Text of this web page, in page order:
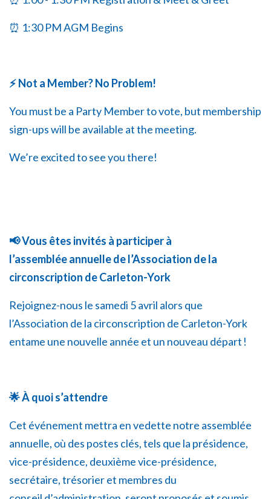
⏰ 1:30 PM AGM Begins
⚡ Not a Member? No Problem!
You must be a Party Member to vote, but membership
sign-ups will be available at the meeting.
We’re excited to see you there!
📢Vous êtes invités à participer à
l’assembléeannuelle de l’Association de la
circonscription de Carleton-York
Rejoignez-nous le samedi 5 avril alors que
l’Association de la circonscription de Carleton-York
entame une nouvelle année et un nouveau départ !
🌟À quoi s’attendre
Cet événement mettra en vedette notre assemblée
annuelle, où des postes clés, tels que la présidence,
vice-présidence, deuxième vice-présidence,
secrétaire, trésorier et membres du